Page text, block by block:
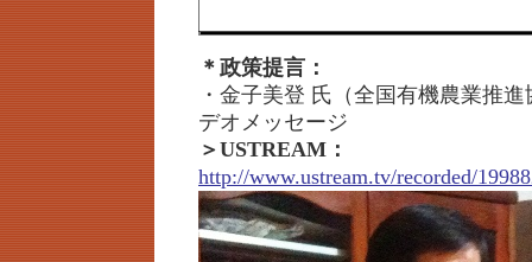
＊政策提言：
・金子美登 氏（全国有機農業推
デオメッセージ
＞USTREAM：
http://www.ustream.tv/recorded/